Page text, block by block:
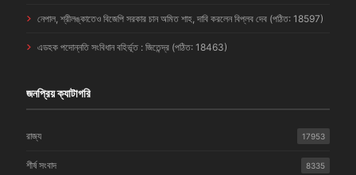
নেপাল, শ্রীলঙ্কাতেও বিজেপি সরকার চান অমিত শাহ, দাবি করলেন বিপ্লব দেব (পঠিত: 18597)
এডহক পদোন্নতি সংবিধান বহির্ভূত : জিতেন্দ্র (পঠিত: 18463)
জনপ্রিয় ক্যাটাগরি
রাজ্য 17953
শীর্ষ সংবাদ 8335